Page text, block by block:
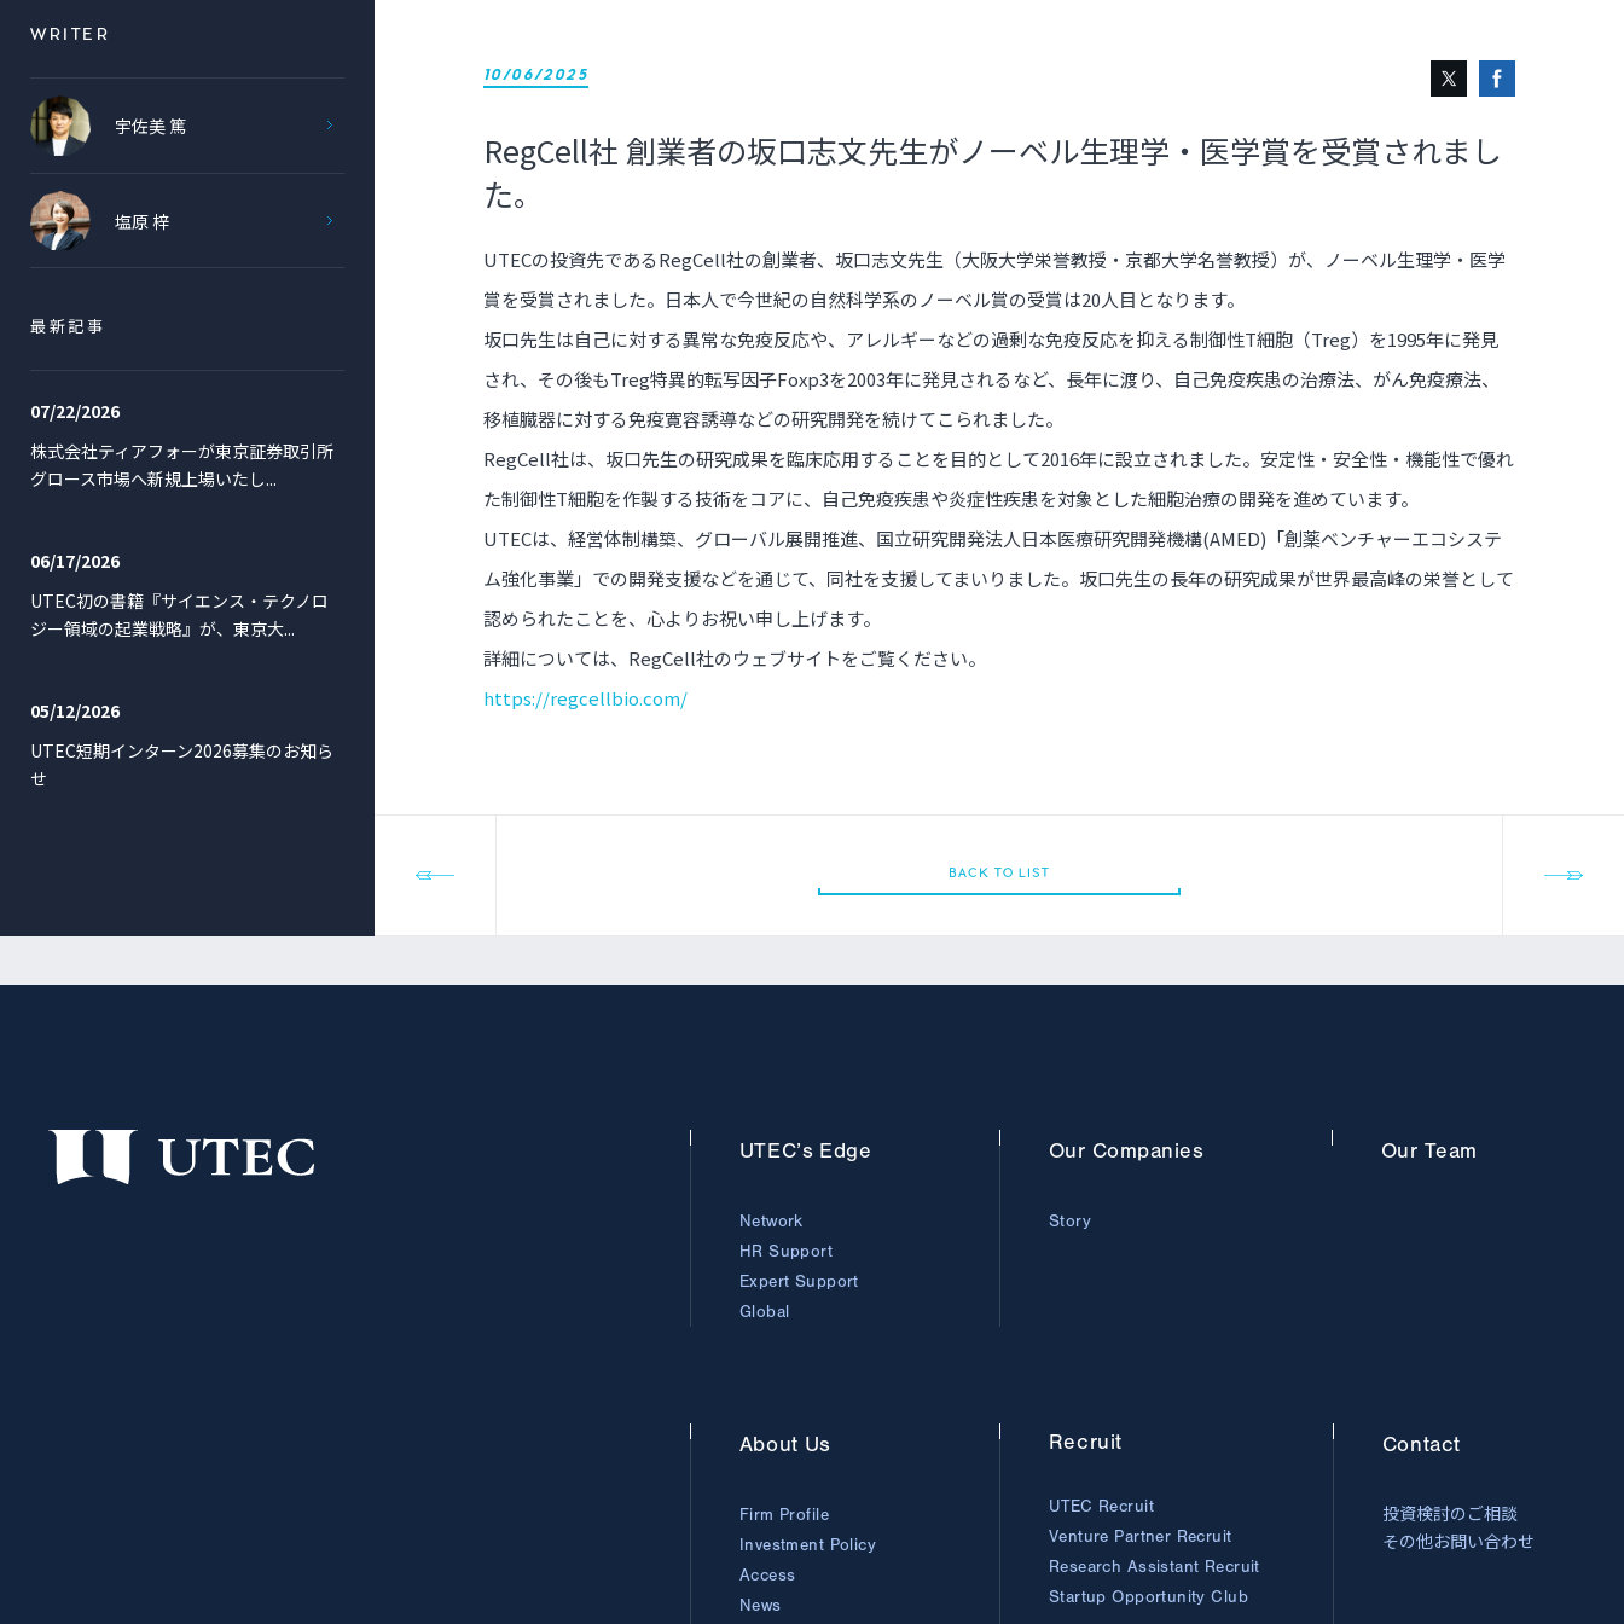
10/06/2025
RegCell社 創業者の坂口志文先生がノーベル生理学・医学賞を受賞されまし
た。
UTECの投資先であるRegCell社の創業者、坂口志文先生（大阪大学栄誉教授・京都大学名誉教授）が、ノーベル生理学・医学
賞を受賞されました。日本人で今世紀の自然科学系のノーベル賞の受賞は20人目となります。
坂口先生は自己に対する異常な免疫反応や、アレルギーなどの過剰な免疫反応を抑える制御性T細胞（Treg）を1995年に発見
され、その後もTreg特異的転写因子Foxp3を2003年に発見されるなど、長年に渡り、自己免疫疾患の治療法、がん免疫療法、
移植臓器に対する免疫寛容誘導などの研究開発を続けてこられました。
RegCell社は、坂口先生の研究成果を臨床応用することを目的として2016年に設立されました。安定性・安全性・機能性で優れ
た制御性T細胞を作製する技術をコアに、自己免疫疾患や炎症性疾患を対象とした細胞治療の開発を進めています。
UTECは、経営体制構築、グローバル展開推進、国立研究開発法人日本医療研究開発機構(AMED)「創薬ベンチャーエコシステ
ム強化事業」での開発支援などを通じて、同社を支援してまいりました。坂口先生の長年の研究成果が世界最高峰の栄誉として
認められたことを、心よりお祝い申し上げます。
詳細については、RegCell社のウェブサイトをご覧ください。
https://regcellbio.com/
BACK TO LIST
WRITER
宇佐美 篤
塩原 梓
最新記事
07/22/2026
株式会社ティアフォーが東京証券取引所
グロース市場へ新規上場いたし...
06/17/2026
UTEC初の書籍『サイエンス・テクノロ
ジー領域の起業戦略』が、東京大...
05/12/2026
UTEC短期インターン2026募集のお知ら
せ
UTEC’s Edge
Network
HR Support
Expert Support
Global
Our Companies
Story
Our Team
About Us
Firm Profile
Investment Policy
Access
News
Recruit
UTEC Recruit
Venture Partner Recruit
Research Assistant Recruit
Startup OpportunityClub
Contact
投資検討のご相談
その他お問い合わせ